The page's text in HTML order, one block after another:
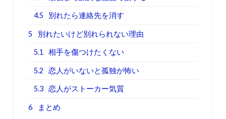
4.5 別れたら連絡先を消す
5 別れたいけど別れられない理由
5.1 相手を傷つけたくない
5.2 恋人がいないと孤独が怖い
5.3 恋人がストーカー気質
6 まとめ